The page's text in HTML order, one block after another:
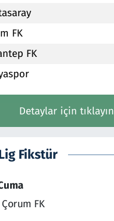
FK
FK
Detaylar için tıklayın
Fikstür
FK